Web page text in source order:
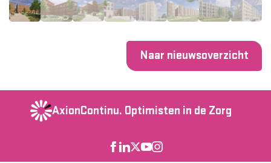
Naar nieuwsoverzicht
AxionContinu. Optimisten in de Zorg